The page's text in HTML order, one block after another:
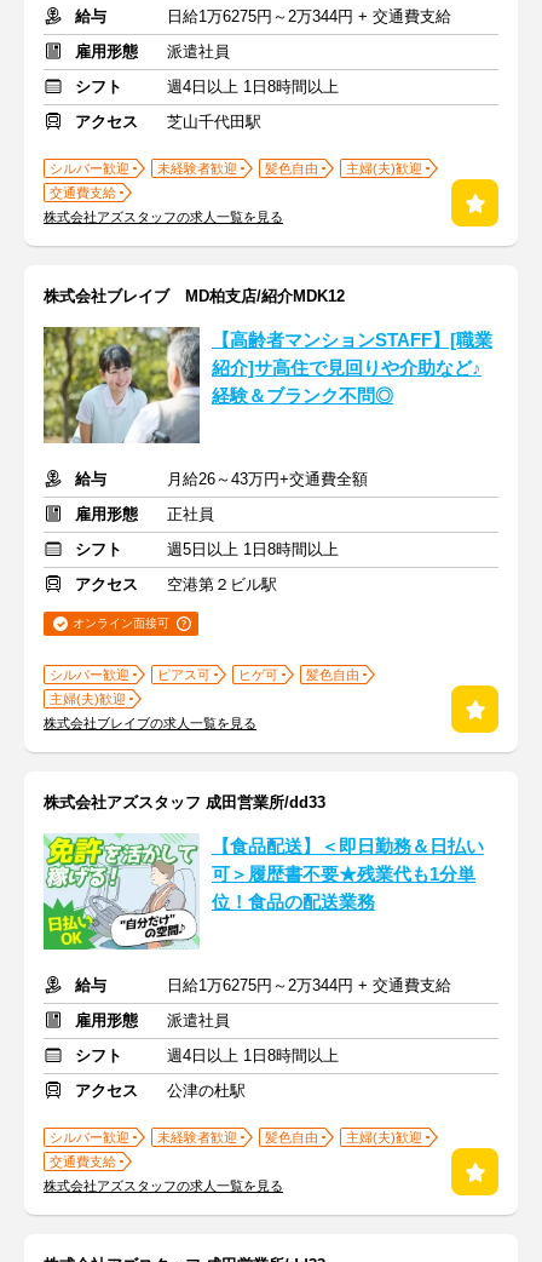
給与
日給1万6275円～2万344円 + 交通費支給
雇用形態
派遣社員
シフト
週4日以上 1日8時間以上
アクセス
芝山千代田駅
シルバー歓迎 未経験者歓迎 髪色自由
主婦(夫)歓迎
交通費支給
株式会社アズスタッフの求人一覧を見る
株式会社ブレイブ MD柏支店/紹介MDK12
【高齢者マンションSTAFF】[職業
紹介]サ高住で見回りや介助など♪
経験＆ブランク不問◎
給与
月給26～43万円+交通費全額
雇用形態
正社員
シフト
週5日以上 1日8時間以上
アクセス
空港第２ビル駅
オンライン面接可
シルバー歓迎 ピアス可 ヒゲ可
髪色自由
主婦(夫)歓迎
株式会社ブレイブの求人一覧を見る
株式会社アズスタッフ 成田営業所/dd33
【食品配送】＜即日勤務＆日払い
可＞履歴書不要★残業代も1分単
位！食品の配送業務
給与
日給1万6275円～2万344円 + 交通費支給
雇用形態
派遣社員
シフト
週4日以上 1日8時間以上
アクセス
公津の杜駅
シルバー歓迎 未経験者歓迎 髪色自由
主婦(夫)歓迎
交通費支給
株式会社アズスタッフの求人一覧を見る